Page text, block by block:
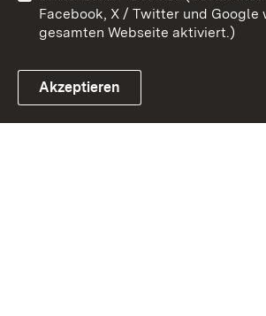
Link zum Landesportal
Facebook, X / Twitter und Google
gesamten Webseite aktiviert.)
Akzeptieren